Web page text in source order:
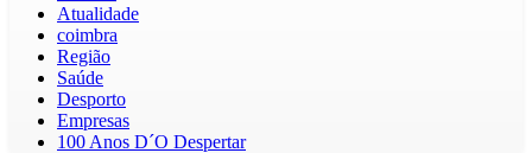
Atualidade
coimbra
Região
Saúde
Desporto
Empresas
100 Anos D´O Despertar